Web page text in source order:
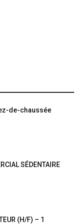
de-chaussée
SÉDENTAIRE
(H/F) – 1